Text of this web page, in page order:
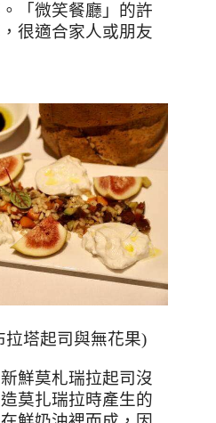
「微笑餐廳」的許
很適合家人或朋友
拉塔起司與無花果)
鮮莫札瑞拉起司沒
莫扎瑞拉時產生的